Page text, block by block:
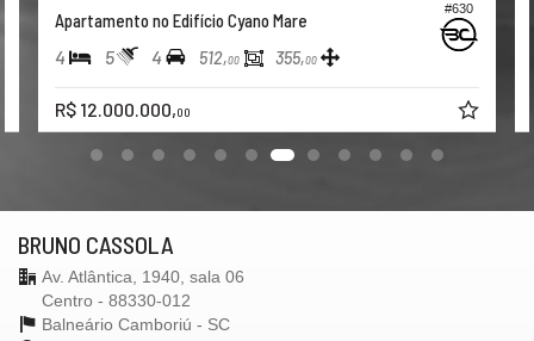
#062
Apartamento no Edifício Splendido
5 7 4 512,00 302,00
R$ 23.890.000,00
BRUNO CASSOLA
Av. Atlântica, 1940, sala 06
Centro - 88330-012
Balneário Camboriú - SC